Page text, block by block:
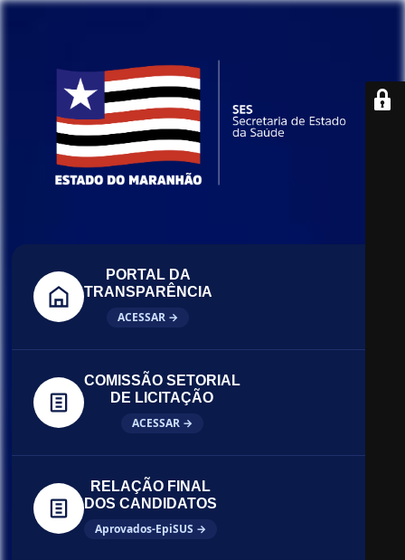
PORTAL DA
TRANSPARÊNCIA
ACESSAR →
COMISSÃO SETORIAL
DE LICITAÇÃO
ACESSAR →
RELAÇÃO FINAL
DOS CANDIDATOS
Aprovados-EpiSUS →